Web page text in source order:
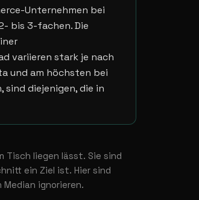
Unternehmen bei
bis 3-fachen. Die
variieren stark je nach
und am höchsten bei
sind diejenigen, die in
Tisch liegen lässt. Sie sind
ein Ziel ist. Hier sind
ignorieren.